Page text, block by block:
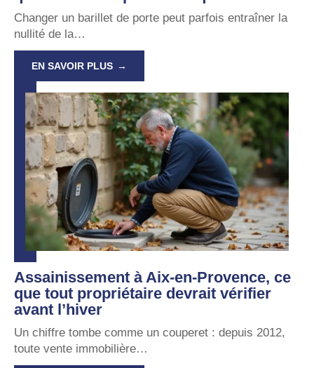
Changer un barillet de porte peut parfois entraîner la
nullité de la…
EN SAVOIR PLUS
Assainissement à Aix-en-Provence, ce
que tout propriétaire devrait vérifier
avant l’hiver
Un chiffre tombe comme un couperet : depuis 2012,
toute vente immobilière…